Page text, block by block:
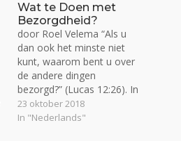
Wat te Doen met
Bezorgdheid?
door Roel Velema “Als u
dan ook het minste niet
kunt, waarom bent u over
de andere dingen
bezorgd?” (Lucas 12:26). In
het natuurlijke vlak hebben
mensen veel kwaliteiten en
23 oktober 2018
In "Nederlands"